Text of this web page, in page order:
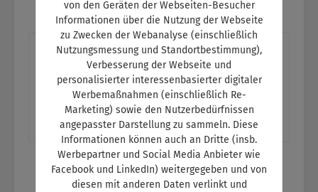
Beschreibung
Titelthema: Die Chinesen kommenAutobauer
aus Fernost wollen nach Europa weitere
Themen:- Unfallabwicklung: Die
organisatoris… Mehr
von den Geräten der Webseiten-Besucher
Informationen über die Nutzung der Webseite
zu Zwecken der Webanalyse (einschließlich
Nutzungsmessung und Standortbestimmung),
Verbesserung der Webseite und
personalisierter interessenbasierter digitaler
Werbemaßnahmen (einschließlich Re-
Marketing) sowie den Nutzerbedürfnissen
angepasster Darstellung zu sammeln. Diese
Informationen können auch an Dritte (insb.
Werbepartner und Social Media Anbieter wie
Facebook und LinkedIn) weitergegeben und von
diesen mit anderen Daten verlinkt und